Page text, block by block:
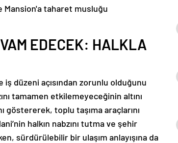
EDECEK: HALKLA
iş düzeni açısından zorunlu olduğunu
tamamen etkilemeyeceğinin altını
göstererek, toplu taşıma araçlarını
halkın nabzını tutma ve şehir
sürdürülebilir bir ulaşım anlayışına da